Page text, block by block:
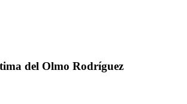
del Olmo Rodríguez